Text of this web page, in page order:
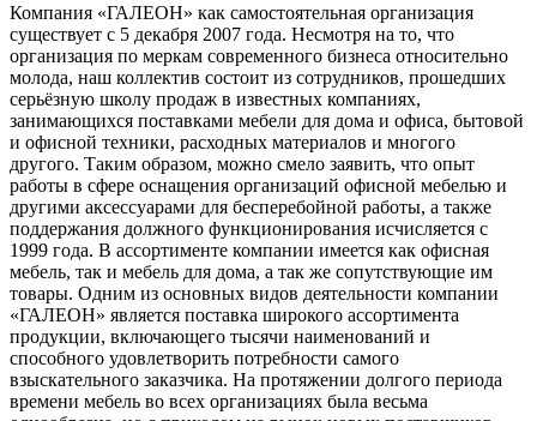
Компания «ГАЛЕОН» как самостоятельная организация
существует с 5 декабря 2007 года. Несмотря на то, что
организация по меркам современного бизнеса относительно
молода, наш коллектив состоит из сотрудников, прошедших
серьёзную школу продаж в известных компаниях,
занимающихся поставками мебели для дома и офиса, бытовой
и офисной техники, расходных материалов и многого
другого. Таким образом, можно смело заявить, что опыт
работы в сфере оснащения организаций офисной мебелью и
другими аксессуарами для бесперебойной работы, а также
поддержания должного функционирования исчисляется с
1999 года. В ассортименте компании имеется как офисная
мебель, так и мебель для дома, а так же сопутствующие им
товары. Одним из основных видов деятельности компании
«ГАЛЕОН» является поставка широкого ассортимента
продукции, включающего тысячи наименований и
способного удовлетворить потребности самого
взыскательного заказчика. На протяжении долгого периода
времени мебель во всех организациях была весьма